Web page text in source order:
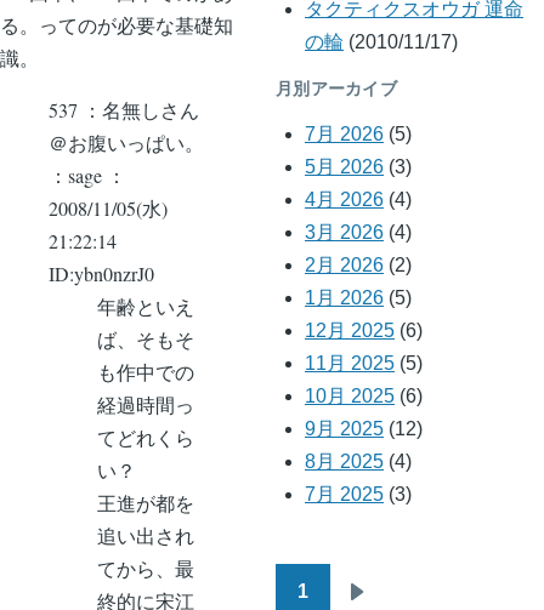
る。ってのが必要な基礎知
識。
537 ：名無しさん
＠お腹いっぱい。
：sage ：
2008/11/05(水)
21:22:14
ID:ybn0nzrJ0
年齢といえ
ば、そもそ
も作中での
経過時間っ
てどれくら
い？
王進が都を
追い出され
てから、最
終的に宋江
タクティクスオウガ 運命
の輪 (2010/11/17)
月別アーカイブ
7月 2026 (5)
5月 2026 (3)
4月 2026 (4)
3月 2026 (4)
2月 2026 (2)
1月 2026 (5)
12月 2025 (6)
11月 2025 (5)
10月 2025 (6)
9月 2025 (12)
8月 2025 (4)
7月 2025 (3)
1